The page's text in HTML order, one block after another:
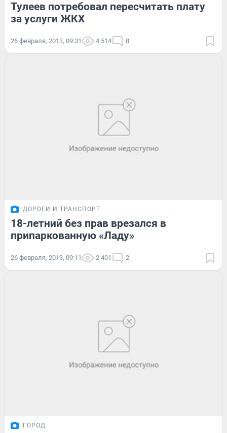
Тулеев потребовал пересчитать плату
за услуги ЖКХ
26 февраля, 2013, 09:31 4 514 8
ДОРОГИ И ТРАНСПОРТ
18-летний без прав врезался в
припаркованную «Ладу»
26 февраля, 2013, 09:11 2 401 2
ГОРОД